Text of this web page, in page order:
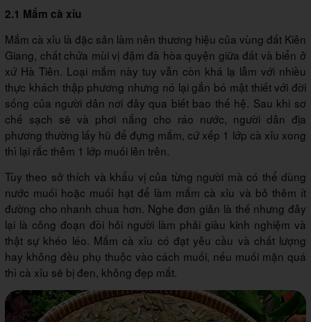
2.1 Mắm cà xỉu
Mắm cà xỉu là đặc sản làm nên thương hiệu của vùng đất Kiên
Giang, chất chứa mùi vị đậm đà hòa quyện giữa đất và biển ở
xứ Hà Tiên. Loại mắm này tuy vẫn còn khá lạ lẫm với nhiều
thực khách thập phương nhưng nó lại gắn bó mật thiết với đời
sống của người dân nơi đây qua biết bao thế hệ. Sau khi sơ
chế sạch sẽ và phơi nắng cho ráo nước, người dân địa
phương thường lấy hũ để đựng mắm, cứ xếp 1 lớp cà xỉu xong
thì lại rắc thêm 1 lớp muối lên trên.
Tùy theo sở thích và khẩu vị của từng người mà có thể dùng
nước muối hoặc muối hạt để làm mắm cà xỉu và bỏ thêm ít
đường cho nhanh chua hơn. Nghe đơn giản là thế nhưng đây
lại là công đoạn đòi hỏi người làm phải giàu kinh nghiệm và
thật sự khéo léo. Mắm cà xỉu có đạt yêu cầu và chất lượng
hay không đều phụ thuộc vào cách muối, nếu muối mặn quá
thì cà xỉu sẽ bị đen, không đẹp mắt.